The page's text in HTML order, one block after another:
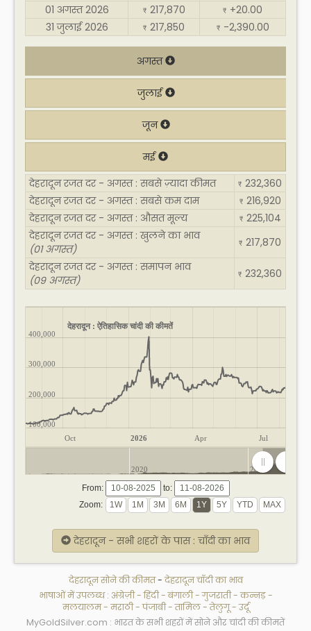
01 अगस्त 2026
₹ 217,870 ₹ +20.00
31 जुलाई 2026
₹ 217,850 ₹ -2,390.00
अगस्त
जुलाई
जून
मई
देहरादून रजत दर - अगस्त : सबसे ज़्यादा कीमत
₹ 232,360
देहरादून रजत दर - अगस्त : सबसे कम दाम
₹ 216,920
देहरादून रजत दर - अगस्त : औसत मूल्य
₹ 225,104
देहरादून रजत दर - अगस्त : खुलने का भाव
(01 अगस्त)
₹ 217,870
देहरादून रजत दर - अगस्त : समापन भाव
(09 अगस्त)
₹ 232,360
देहरादून : ऐतिहासिक चांदी की कीमतें
Oct 2026 Apr Jul
100,000
200,000
300,000
400,000
2020 2025
From:
to:
Zoom:
देहरादून - सभी शहरों के पास : चाँदी का भाव
देहरादून सोने की कीमत-देहरादून चाँदी का भाव
भाषाओं में उपलब्ध : अंग्रेज़ी-हिंदी-बंगाली-गुजराती-कन्नड़-
मलयालम- मराठी-पंजाबी-तामिल-तेलुगू-उर्दू
MyGoldSilver.com : भारत के सभी शहरों में सोने और चांदी की कीमतें